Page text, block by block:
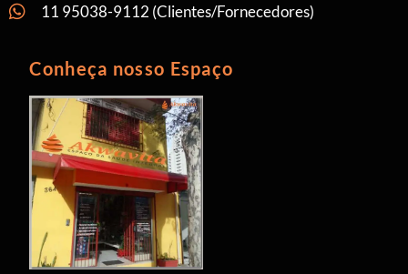
11 95038-9112 (Clientes/Fornecedores)
Conheça nosso Espaço